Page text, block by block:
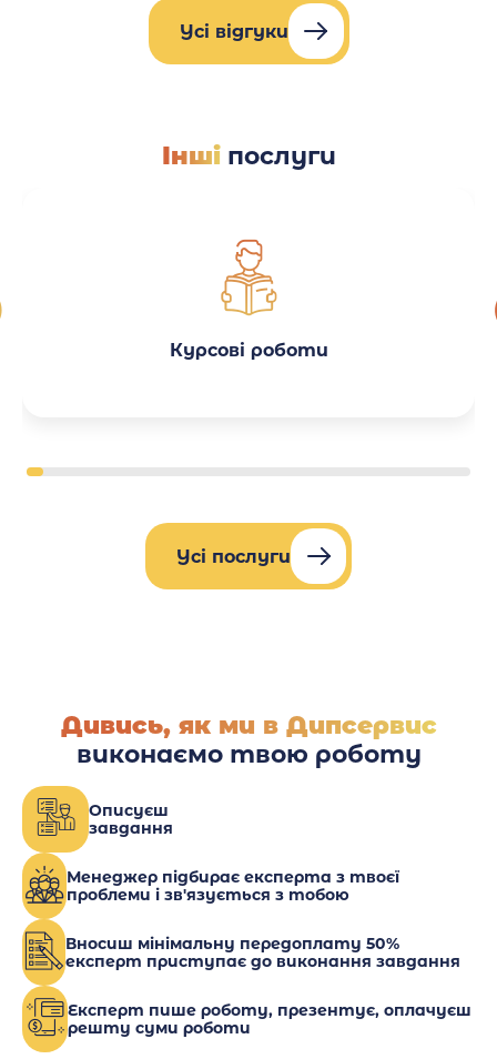
Усі відгуки
Іншіпослуги
Курсові роботи
Усі послуги
Дивись, як ми в Дипсервис
виконаємо твою роботу
Описуєш
завдання
Менеджер підбирає експерта з твоєї
проблеми і зв'язується з тобою
Вносиш мінімальну передоплату 50%
експерт приступає до виконання завдання
Експерт пише роботу, презентує, оплачуєш
решту суми роботи